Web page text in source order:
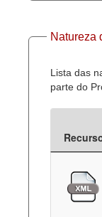
Natureza
Lista das
parte do